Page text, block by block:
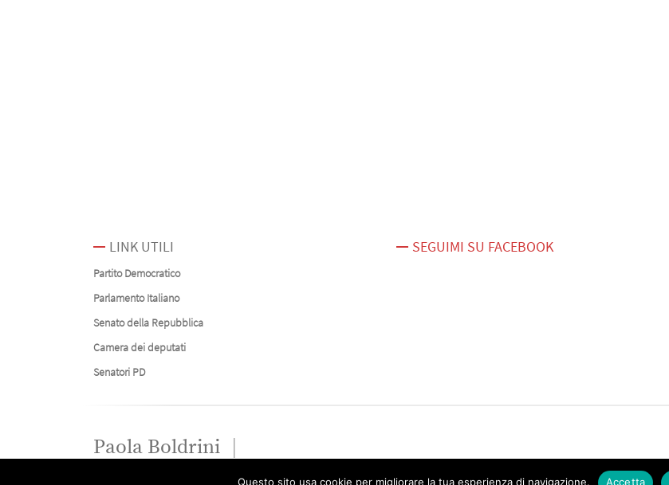
LINK UTILI
Partito Democratico
Parlamento Italiano
Senato della Repubblica
Camera dei deputati
Senatori PD
SEGUIMI SU FACEBOOK
Paola Boldrini
Questo sito usa cookie per migliorare la tua esperienza di navigazione. Accetta